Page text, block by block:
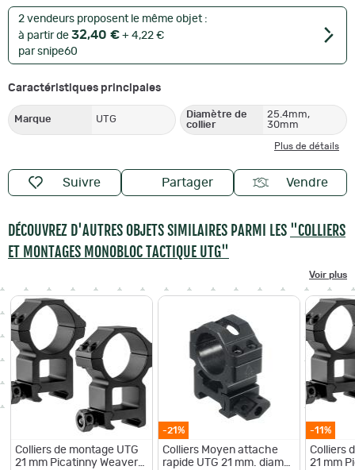
2 vendeurs proposent le même objet :
à partir de 32,40 € + 4,22 €
par snipe60
Caractéristiques principales
Marque UTG
Diamètre de
collier
25.4mm,
30mm
Plus de détails
Suivre Partager Vendre
DÉCOUVREZ D'AUTRES OBJETS SIMILAIRES PARMI LES "COLLIERS
ET MONTAGES MONOBLOC TACTIQUE UTG"
Voir plus
Colliers de montage UTG
21 mm Picatinny Weaver
-21%
Colliers Moyen attache
rapide UTG 21 mm. diam
-11%
Colliers
21 mm